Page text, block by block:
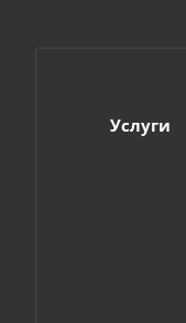
Услуги